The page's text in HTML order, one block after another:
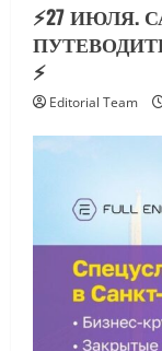
⚡️27 ИЮЛЯ.
⚡️
Editorial Team